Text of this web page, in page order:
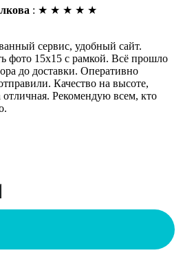
: ★ ★ ★ ★ ★
сервис, удобный сайт.
фото 15х15 с рамкой. Всё прошло
до доставки. Оперативно
Качество на высоте,
отличная. Рекомендую всем, кто